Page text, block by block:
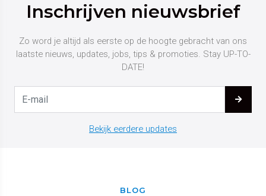
Inschrijven nieuwsbrief
Zo word je altijd als eerste op de hoogte gebracht van ons
laatste nieuws, updates, jobs, tips & promoties. Stay UP-TO-
DATE!
Bekijk eerdere updates
BLOG